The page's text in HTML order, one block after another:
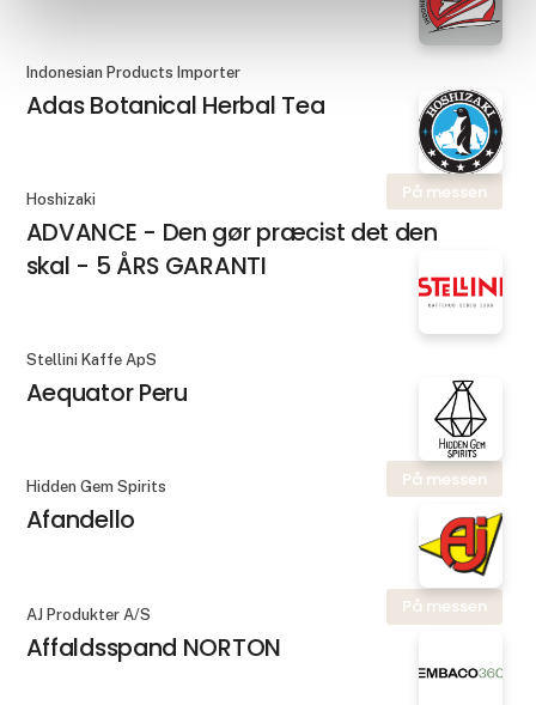
Indonesian Products Importer
Adas Botanical Herbal Tea
På messen
Hoshizaki
ADVANCE - Den gør præcist det den
skal - 5 ÅRS GARANTI
Stellini Kaffe ApS
Aequator Peru
På messen
Hidden Gem Spirits
Afandello
På messen
AJ Produkter A/S
Affaldsspand NORTON